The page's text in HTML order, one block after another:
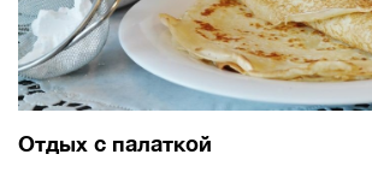
Отдых с палаткой